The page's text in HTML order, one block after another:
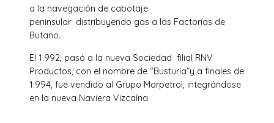
a la navegación de cabotaje
peninsular distribuyendo gas a las Factorías de
Butano.
El 1.992, pasó a la nueva Sociedad filial RNV
Productos, con el nombre de “Busturia”y a finales de
1.994, fue vendido al Grupo Marpetrol, integrándose
en la nueva Naviera Vizcaína.